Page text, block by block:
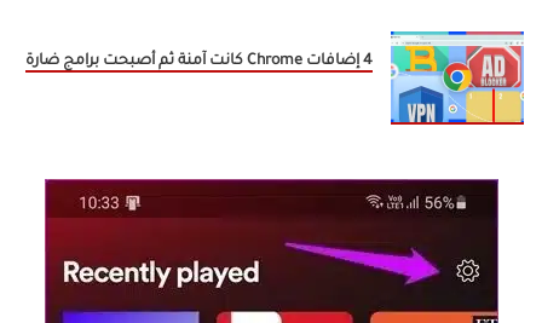
4 إضافات Chrome كانت آمنة ثم أصبحت برامج ضارة